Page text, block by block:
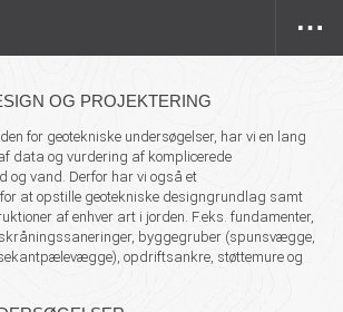
OG PROJEKTERING
for geotekniske undersøgelser, har vi en lang
data og vurdering af komplicerede
og vand. Derfor har vi også et
for at opstille geotekniske designgrundlag samt
af enhver art i jorden. F.eks. fundamenter,
byggegruber (spunsvægge,
opdriftsankre, støttemure og